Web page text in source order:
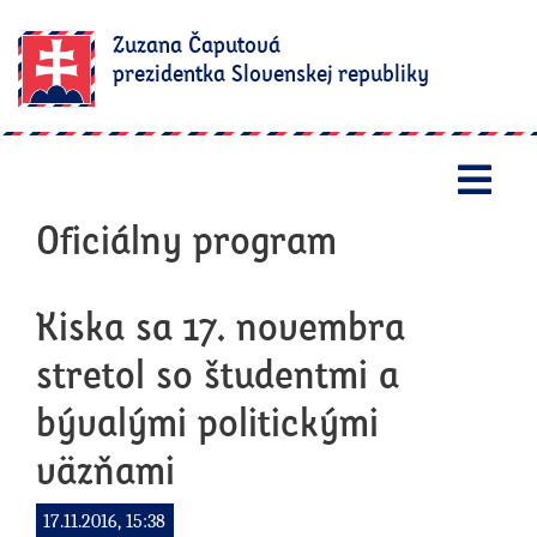
Zuzana Čaputová
prezidentka Slovenskej republiky
Oficiálny program
Kiska sa 17. novembra
stretol so študentmi a
bývalými politickými
väzňami
17.11.2016, 15:38